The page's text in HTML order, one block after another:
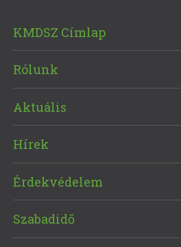
KMDSZ Címlap
Rólunk
Aktuális
Hírek
Érdekvédelem
Szabadidő